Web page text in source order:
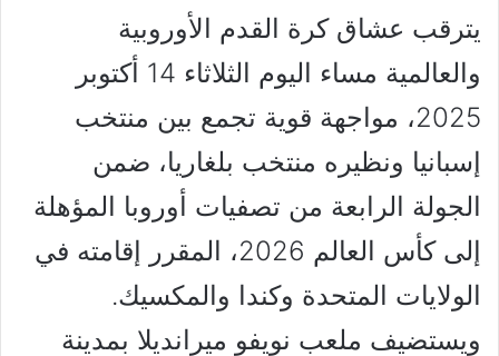
يترقب عشاق كرة القدم الأوروبية
والعالمية مساء اليوم الثلاثاء 14 أكتوبر
2025، مواجهة قوية تجمع بين منتخب
إسبانيا ونظيره منتخب بلغاريا، ضمن
الجولة الرابعة من تصفيات أوروبا المؤهلة
إلى كأس العالم 2026، المقرر إقامته في
الولايات المتحدة وكندا والمكسيك.
ويستضيف ملعب نويفو ميرانديلا بمدينة